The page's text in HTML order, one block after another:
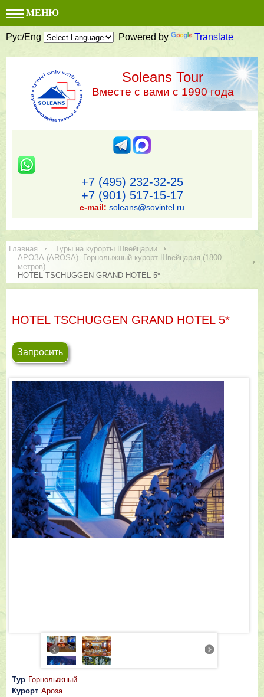
МЕНЮ
Рус/Eng Powered by Translate
Soleans Tour
Вместе с вами с 1990 года
+7 (495) 232-32-25
+7 (901) 517-15-17
e-mail: soleans@sovintel.ru
Главная
Туры на курорты Швейцарии
АРОЗА (AROSA). Горнолыжный курорт Швейцария (1800
метров)
HOTEL TSCHUGGEN GRAND HOTEL 5*
HOTEL TSCHUGGEN GRAND HOTEL 5*
Запросить
Тур Горнолыжный
Курорт Ароза